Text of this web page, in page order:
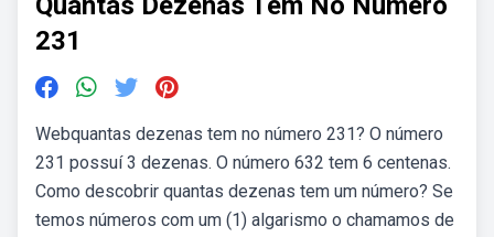
231
Webquantas dezenas tem no número 231? O número
231 possuí 3 dezenas. O número 632 tem 6 centenas.
Como descobrir quantas dezenas tem um número? Se
temos números com um (1) algarismo o chamamos de